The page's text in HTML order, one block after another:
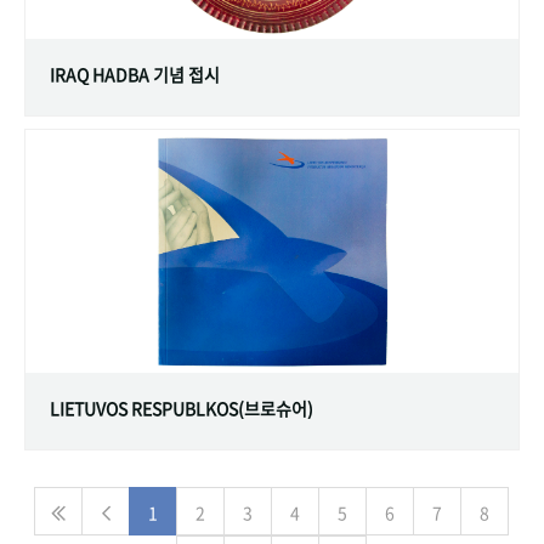
IRAQ HADBA 기념 접시
LIETUVOS RESPUBLKOS(브로슈어)
1 2 3 4 5 6 7 8